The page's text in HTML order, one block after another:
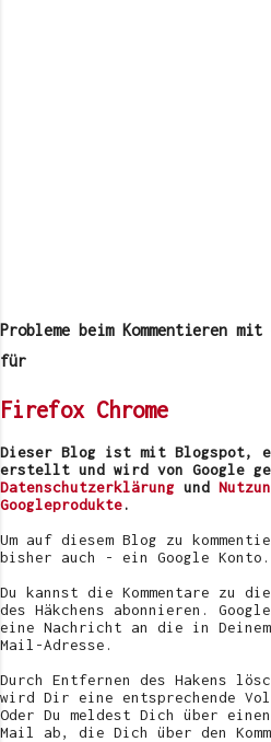
m
m
a
v
e
r
ö
f
e
t
l
i
c
e
n
Probleme beim Kommentieren
für
Firefox Chrome
Dieser Blog ist mit Blogspot,
erstellt und wird von Google
Datenschutzerklärung und
Googleprodukte.
Um auf diesem Blog zu
bisher auch - ein Google Konto.
Du kannst die Kommentare zu
des Häkchens abonnieren.
eine Nachricht an die in
Mail-Adresse.
Durch Entfernen des Hakens
wird Dir eine entsprechende
Oder Du meldest Dich über
Mail ab, die Dich über den